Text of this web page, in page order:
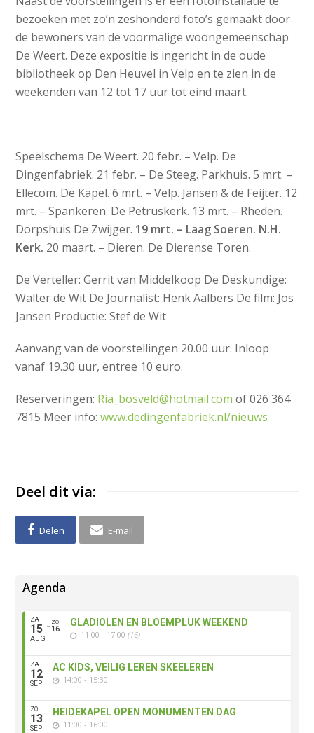
bezoeken met zo’n zeshonderd foto’s gemaakt door
de bewoners van de voormalige woongemeenschap
De Weert. Deze expositie is ingericht in de oude
bibliotheek op Den Heuvel in Velp en te zien in de
weekenden van 12 tot 17 uur tot eind maart.
Speelschema De Weert. 20 febr. – Velp. De
Dingenfabriek. 21 febr. – De Steeg. Parkhuis. 5 mrt. –
Ellecom. De Kapel. 6 mrt. – Velp. Jansen & de Feijter. 12
mrt. – Spankeren. De Petruskerk. 13 mrt. – Rheden.
Dorpshuis De Zwijger. 19 mrt. – Laag Soeren. N.H.
Kerk. 20 maart. – Dieren. De Dierense Toren.
De Verteller: Gerrit van Middelkoop De Deskundige:
Walter de Wit De Journalist: Henk Aalbers De film: Jos
Jansen Productie: Stef de Wit
Aanvang van de voorstellingen 20.00 uur. Inloop
vanaf 19.30 uur, entree 10 euro.
Reserveringen: Ria_bosveld@hotmail.com of 026 364
7815 Meer info:www.dedingenfabriek.nl/nieuws
Deel dit via:
Delen E-mail
Agenda
ZA
15
AUG
ZO
16
GLADIOLEN EN BLOEMPLUK WEEKEND
11:00 - 17:00(16)
ZA
12
SEP
AC KIDS, VEILIG LEREN SKEELEREN
14:00 - 15:30
ZO
13
SEP
HEIDEKAPEL OPEN MONUMENTEN DAG
11:00 - 16:00